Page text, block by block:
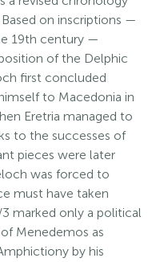
on inscriptions —
19th century —
of the Delphic
first concluded
to Macedonia in
Eretria managed to
to the successes of
pieces were later
was forced to
must have taken
marked only a political
Menedemos as
by his